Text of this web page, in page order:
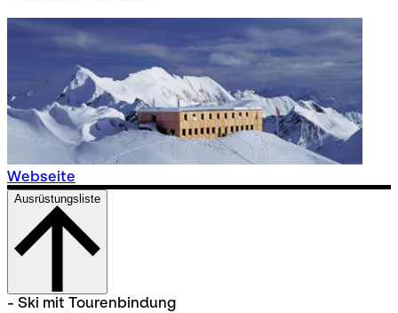
Webseite
Ausrüstungsliste
- Ski mit Tourenbindung